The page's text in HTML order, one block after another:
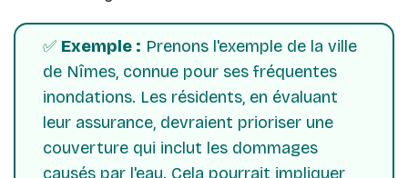
✅ Exemple : Prenons l'exemple de la ville
de Nîmes, connue pour ses fréquentes
inondations. Les résidents, en évaluant
leur assurance, devraient prioriser une
couverture qui inclut les dommages
causés par l'eau. Cela pourrait impliquer